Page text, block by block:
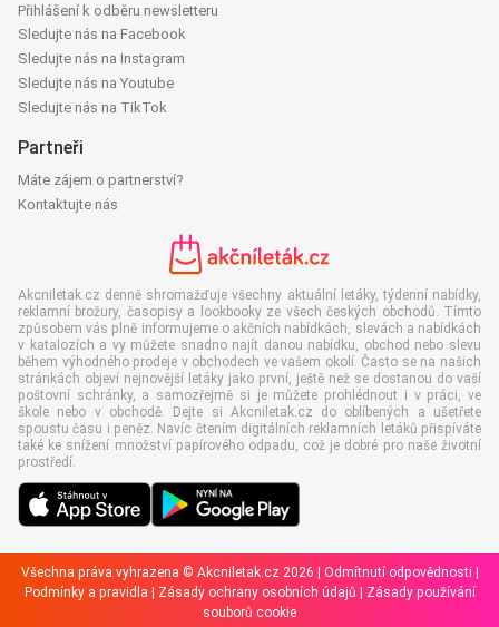
Přihlášení k odběru newsletteru
Sledujte nás na Facebook
Sledujte nás na Instagram
Sledujte nás na Youtube
Sledujte nás na TikTok
Partneři
Máte zájem o partnerství?
Kontaktujte nás
Akcniletak.cz denně shromažďuje všechny aktuální letáky, týdenní nabídky,
reklamní brožury, časopisy a lookbooky ze všech českých obchodů. Tímto
způsobem vás plně informujeme o akčních nabídkách, slevách a nabídkách
v katalozích a vy můžete snadno najít danou nabídku, obchod nebo slevu
během výhodného prodeje v obchodech ve vašem okolí. Často se na našich
stránkách objeví nejnovější letáky jako první, ještě než se dostanou do vaší
poštovní schránky, a samozřejmě si je můžete prohlédnout i v práci, ve
škole nebo v obchodě. Dejte si Akcniletak.cz do oblíbených a ušetřete
spoustu času i peněz. Navíc čtením digitálních reklamních letáků přispíváte
také ke snížení množství papírového odpadu, což je dobré pro naše životní
prostředí.
Všechna práva vyhrazena © Akcniletak.cz 2026 | Odmítnutí odpovědnosti |
Podmínky a pravidla | Zásady ochrany osobních údajů | Zásady používání
souborů cookie